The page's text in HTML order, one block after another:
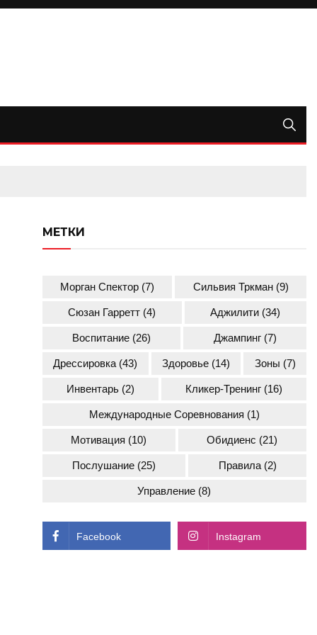
МЕТКИ
Морган Спектор (7) Сильвия Тркман(9)
Сюзан Гарретт (4) Аджилити (34)
Воспитание (26) Джампинг(7)
Дрессировка (43) Здоровье(14) Зоны (7)
Инвентарь(2) Кликер-Тренинг(16)
Международные Соревнования (1)
Мотивация (10) Обидиенс (21)
Послушание (25) Правила(2)
Управление (8)
Facebook Instagram